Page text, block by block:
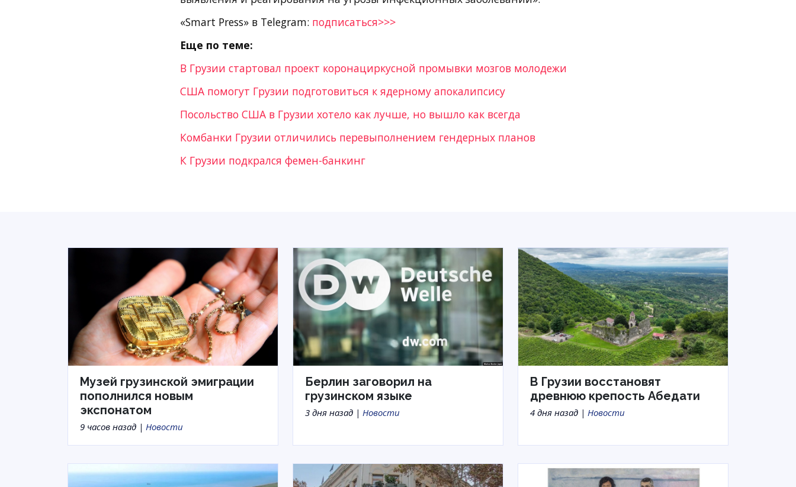
«Smart Press» в Telegram: подписаться>>>
Еще по теме:
В Грузии стартовал проект коронациркусной промывки мозгов молодежи
США помогут Грузии подготовиться к ядерному апокалипсису
Посольство США в Грузии хотело как лучше, но вышло как всегда
Комбанки Грузии отличились перевыполнением гендерных планов
К Грузии подкрался фемен-банкинг
Музей грузинской эмиграции
пополнился новым
экспонатом
9 часов назад | Новости
Берлин заговорил на
грузинском языке
3 дня назад | Новости
В Грузии восстановят
древнюю крепость Абедати
4 дня назад | Новости